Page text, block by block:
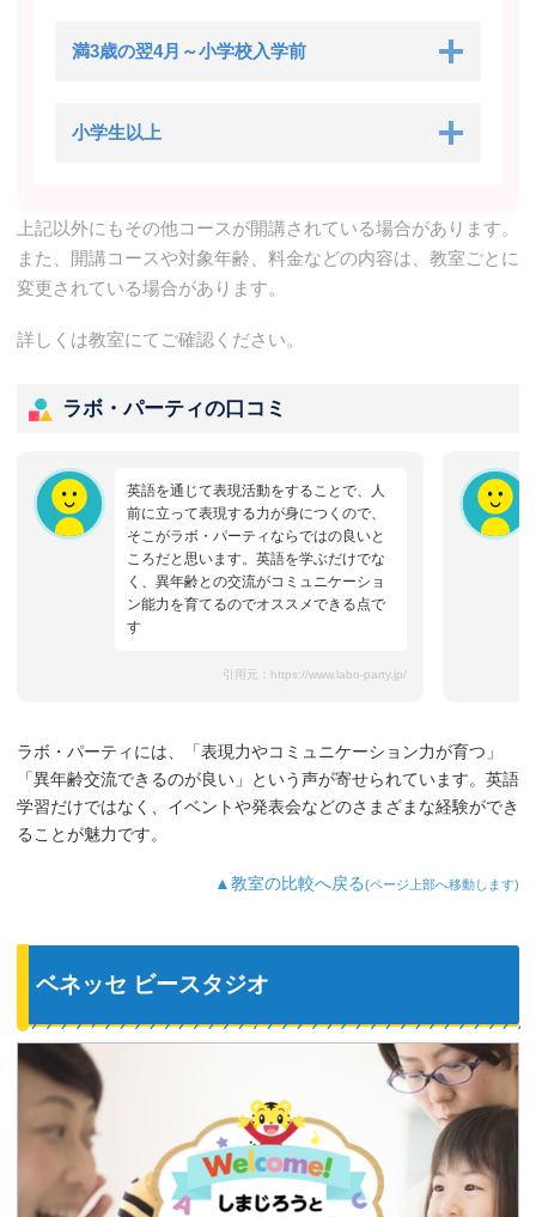
満3歳の翌4月～小学校入学前
小学生以上
上記以外にもその他コースが開講されている場合があります。
また、開講コースや対象年齢、料金などの内容は、教室ごとに
変更されている場合があります。
詳しくは教室にてご確認ください。
ラボ・パーティの口コミ
英語を通じて表現活動をすることで、人
前に立って表現する力が身につくので、
そこがラボ・パーティならではの良いと
ころだと思います。英語を学ぶだけでな
く、異年齢との交流がコミュニケーショ
ン能力を育てるのでオススメできる点で
す
引用元： https://www.labo-party.jp/
ラボ・パーティには、「表現力やコミュニケーション力が育つ」
「異年齢交流できるのが良い」という声が寄せられています。英語
学習だけではなく、イベントや発表会などのさまざまな経験ができ
ることが魅力です。
▲教室の比較へ戻る(ページ上部へ移動します)
ベネッセ ビースタジオ